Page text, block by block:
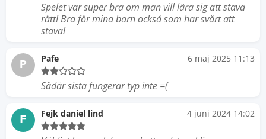
Spelet var super bra om man vill lära sig att stava
rätt! Bra för mina barn också som har svårt att
stava!
P Pafe 6 maj 2025 11:13
Sådär sista fungerar typ inte =(
F Fejk daniel lind 4 juni 2024 14:02